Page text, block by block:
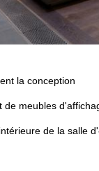
la conception
de meubles
de la salle